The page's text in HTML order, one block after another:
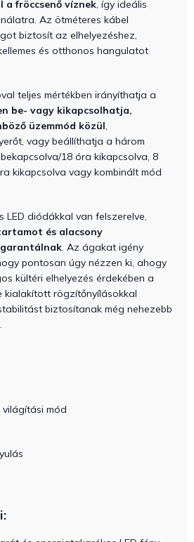
a fröccsenő víznek, így ideális
Az ötméteres kábel
biztosít az elhelyezéshez,
és otthonos hangulatot
teljes mértékben irányíthatja a
be- vagy kikapcsolhatja,
üzemmód közül,
vagy beállíthatja a három
18 óra kikapcsolva, 8
kikapcsolva vagy kombinált mód
diódákkal van felszerelve,
és alacsony
. Az ágakat igény
pontosan úgy nézzen ki, ahogy
kültéri elhelyezés érdekében a
kialakított rögzítőnyílásokkal
biztosítanak még nehezebb
világítási mód